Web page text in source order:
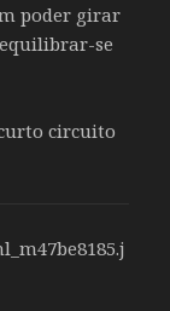
poder girar
se
circuito